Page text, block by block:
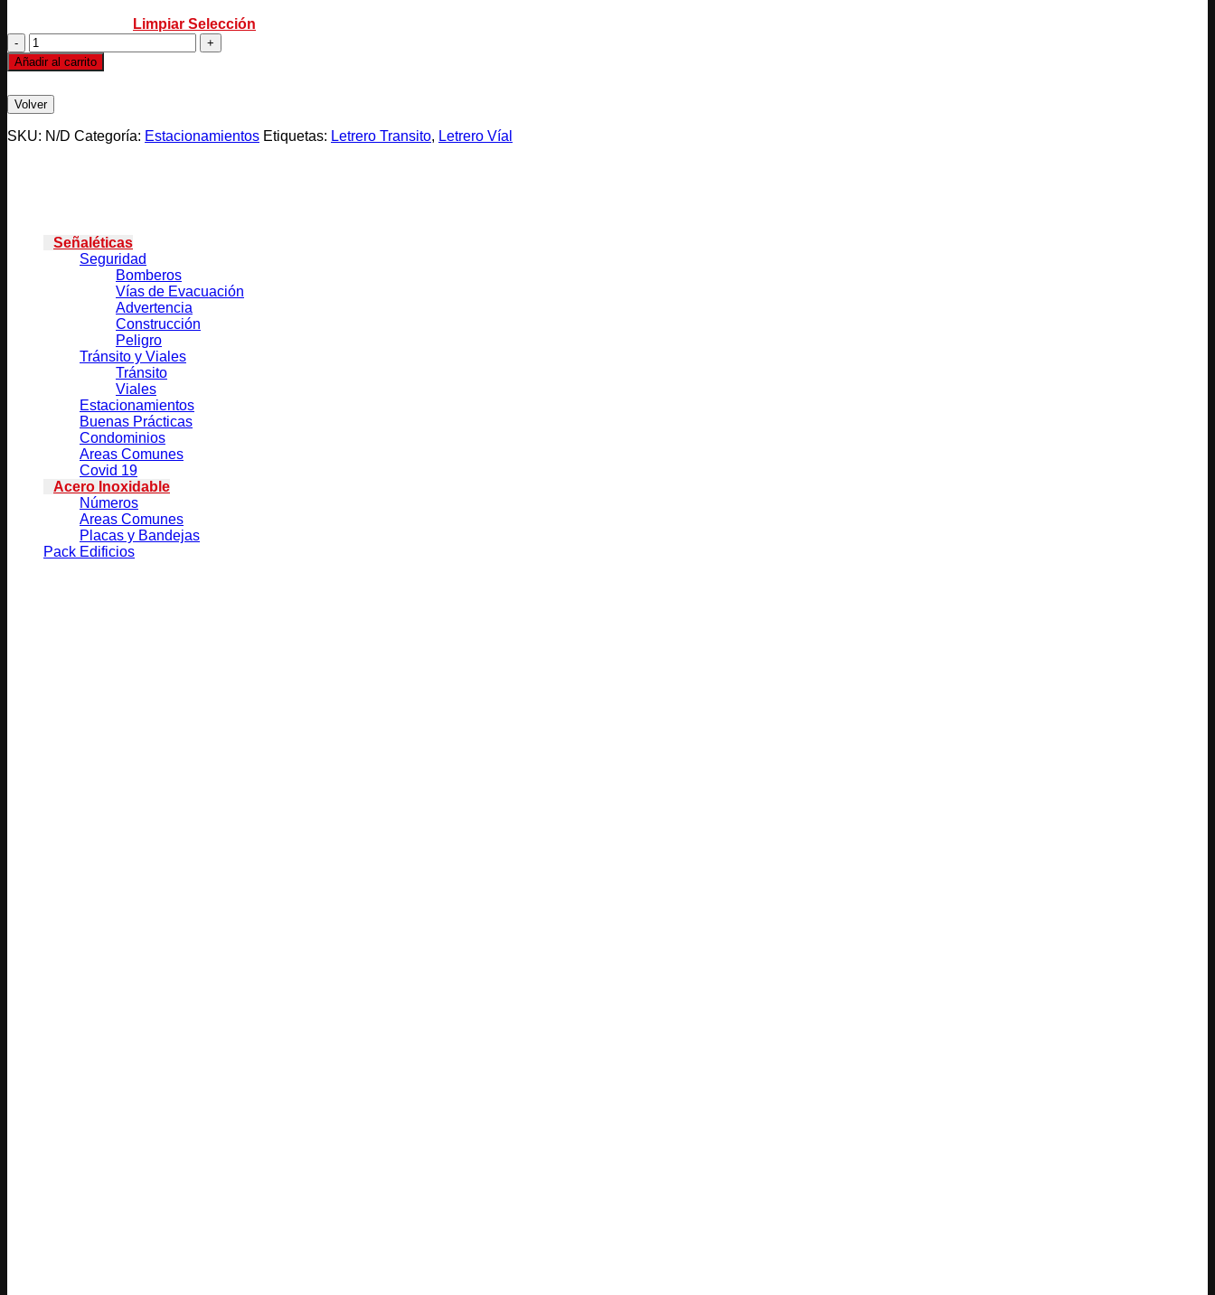
Limpiar Selección
ENTRADA
ESTACIONAMIENTO
cantidad
Añadir al carrito
SKU: N/D Categoría: Estacionamientos Etiquetas: Letrero Transito, Letrero Víal
Señaléticas
Seguridad
Bomberos
Vías de Evacuación
Advertencia
Construcción
Peligro
Tránsito y Viales
Tránsito
Viales
Estacionamientos
Buenas Prácticas
Condominios
Areas Comunes
Covid 19
Acero Inoxidable
Números
Areas Comunes
Placas y Bandejas
Pack Edificios